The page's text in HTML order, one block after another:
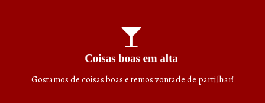
Gostamos de coisas boas e temos vontade de partilhar!